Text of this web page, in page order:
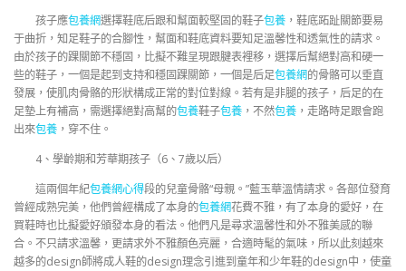
孩子應包養網選擇鞋底后跟和幫面較堅固的鞋子包養 ，鞋底跖趾關節要易
于曲折，知足鞋子的合腳性，幫面和鞋底資料要知足溫馨性和透氣性的請求。
由於孩子的踝關節不穩固，比擬不難呈現跟腱表裡移，選擇后幫絕對高和硬一
些的鞋子，一個是起到支持和穩固踝關節，一個是后足包養網的骨骼可以垂直
發展，使肌肉骨骼的形狀構成正常的對位對線。若有是非腿的孩子，后足的在
足墊上有補高，需選擇絕對高幫的包養鞋子包養 ，不然包養 ，走路時足跟會跑
出來包養 ，穿不住。
4、學齡期和芳華期孩子（6、7歲以后）
這兩個年紀包養網心得段的兒童骨骼“母親。”藍玉華溫情請求。各部位發育
曾經成熟完美，他們曾經構成了本身的包養網花費不雅，有了本身的愛好，在
買鞋時也比擬愛好頒發本身的看法。他們凡是尋求溫馨性和外不雅美感的聯
合。不只請求溫馨，更請求外不雅顏色亮麗，合適時髦的氣味，所以此刻越來
越多的design師將成人鞋的design理念引進到童年和少年鞋的design中，使童